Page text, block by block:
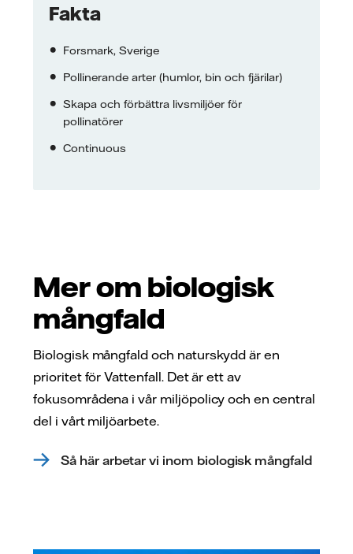
Fakta
Forsmark, Sverige
Pollinerande arter (humlor, bin och fjärilar)
Skapa och förbättra livsmiljöer för
pollinatörer
Continuous
Mer om biologisk
mångfald
Biologisk mångfald och naturskydd är en
prioritet för Vattenfall. Det är ett av
fokusområdena i vår miljöpolicy och en central
del i vårt miljöarbete.
Så här arbetar vi inom biologisk mångfald